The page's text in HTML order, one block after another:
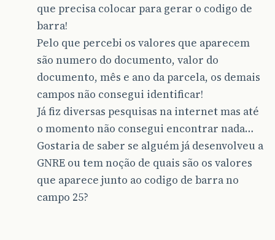
que precisa colocar para gerar o codigo de
barra!
Pelo que percebi os valores que aparecem
são numero do documento, valor do
documento, mês e ano da parcela, os demais
campos não consegui identificar!
Já fiz diversas pesquisas na internet mas até
o momento não consegui encontrar nada…
Gostaria de saber se alguém já desenvolveu a
GNRE ou tem noção de quais são os valores
que aparece junto ao codigo de barra no
campo 25?